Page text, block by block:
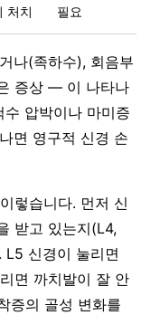
처치 필요
나(족하수), 회음부
증상 — 이 나타나
압박이나 마미증
면 영구적 신경 손
렇습니다. 먼저 신
받고 있는지(L4,
L5 신경이 눌리면
면 까치발이 잘 안
증의 골성 변화를